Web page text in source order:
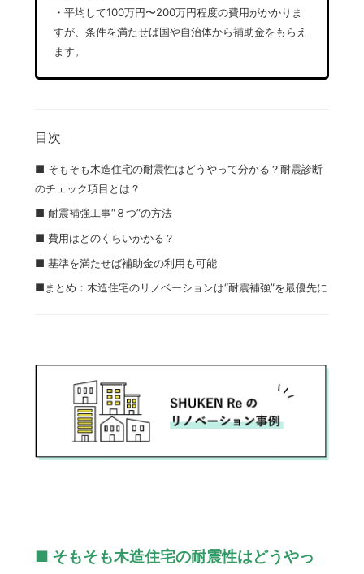
・平均して100万円〜200万円程度の費用がかかりま
すが、条件を満たせば国や自治体から補助金をもらえ
ます。
目次
■ そもそも木造住宅の耐震性はどうやって分かる？耐震診断
のチェック項目とは？
■ 耐震補強工事“８つ”の方法
■ 費用はどのくらいかかる？
■ 基準を満たせば補助金の利用も可能
■まとめ：木造住宅のリノベーションは“耐震補強”を最優先に
■ そもそも木造住宅の耐震性はどうやっ